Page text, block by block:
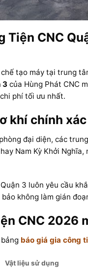
CNC
tạo máy tại trung
3 của Hùng Phát CNC
phí tối ưu nhất.
khí chính
đại diện, các
Nam Kỳ Khởi
3 luôn yêu cầu
không làm gián
CNC 2026
báo giá gia công
Vật liệu sử dụng